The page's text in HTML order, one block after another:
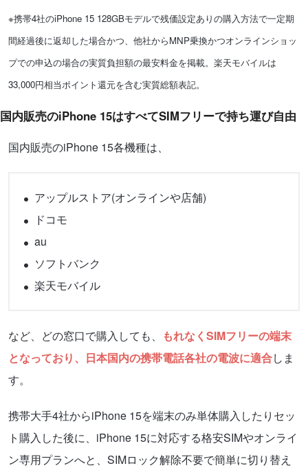
※携帯4社のiPhone 15 128GBモデルで残価設定ありの購入方法で一定期
間経過後に返却した場合かつ、他社からMNP乗換かつオンラインショッ
プでの申込の場合の実質負担額の最安料金を掲載。楽天モバイルは
33,000円相当ポイント還元を含む実質総額表記。
国内販売のiPhone 15はすべてSIMフリーで持ち運び自由
国内販売のiPhone 15各機種は、
アップルストア(オンラインや店舗)
ドコモ
au
ソフトバンク
楽天モバイル
など、どの窓口で購入しても、
もれなくSIMフリーの端末
となっており、日本国内の携帯電話各社の電波に適合しま
す。
携帯大手4社からiPhone 15を端末のみ単体購入したりセッ
ト購入した後に、iPhone 15に対応する格安SIMやオンライ
ン専用プランへと、SIMロック解除不要で簡単に切り替え